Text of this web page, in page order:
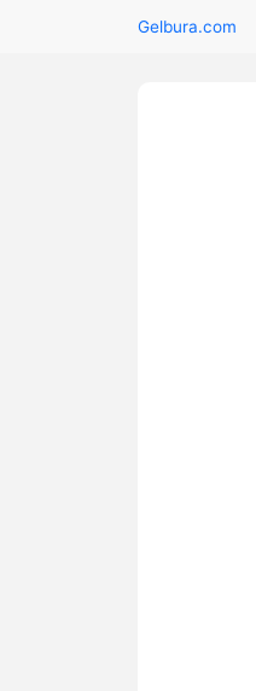
Gelbura.com